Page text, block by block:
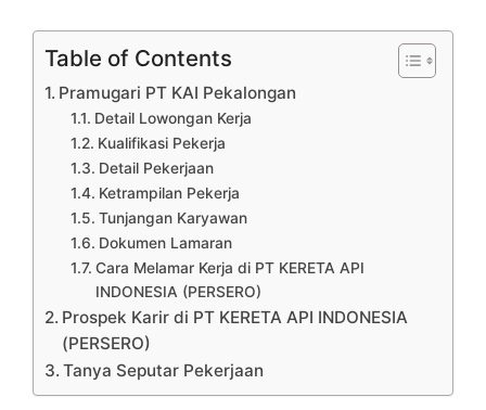
Table of Contents
Pramugari PT KAI Pekalongan
Detail Lowongan Kerja
Kualifikasi Pekerja
Detail Pekerjaan
Ketrampilan Pekerja
Tunjangan Karyawan
Dokumen Lamaran
Cara Melamar Kerja di PT KERETA API
INDONESIA (PERSERO)
Prospek Karir di PT KERETA API INDONESIA
(PERSERO)
Tanya Seputar Pekerjaan